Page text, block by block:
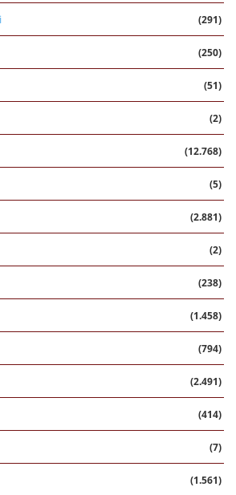
(291)
(250)
(51)
(2)
(12.768)
(5)
(2.881)
(2)
(238)
(1.458)
(794)
(2.491)
(414)
(7)
(1.561)